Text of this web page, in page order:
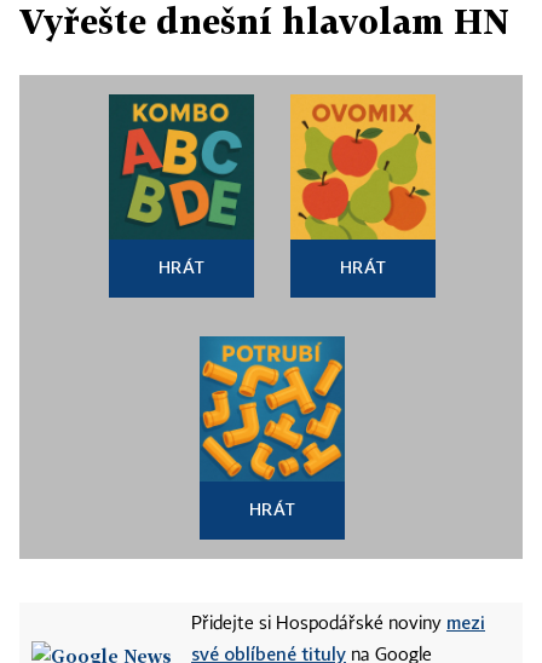
Vyřešte dnešní hlavolam HN
HRÁT HRÁT
HRÁT
Přidejte si Hospodářské noviny mezi
své oblíbené tituly na Google